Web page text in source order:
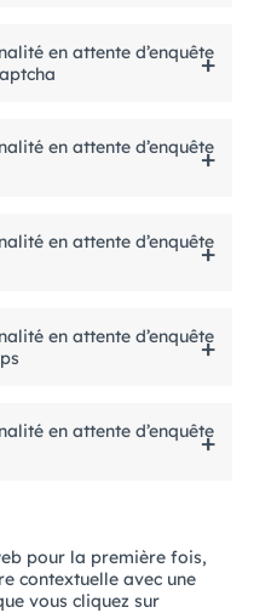
en attente d’enquête
en attente d’enquête
en attente d’enquête
en attente d’enquête
en attente d’enquête
pour la première fois,
contextuelle avec une
vous cliquez sur